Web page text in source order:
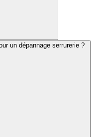
un dépannage serrurerie ?